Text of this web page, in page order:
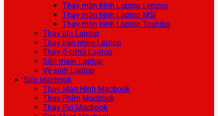
Thay màn hình Laptop Lenovo
Thay màn hình Laptop MSI
Thay màn hình Laptop Toshiba
Thay pin Laptop
Thay bàn phím Laptop
Thay ổ cứng Laptop
Sửa main Laptop
Vệ sinh Laptop
Sửa Macbook
Thay Màn Hình Macbook
Thay Phím Macbook
Thay Pin Macbook